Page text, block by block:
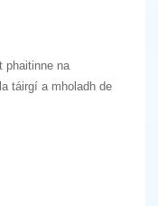
phaitinne na
táirgí a mholadh de